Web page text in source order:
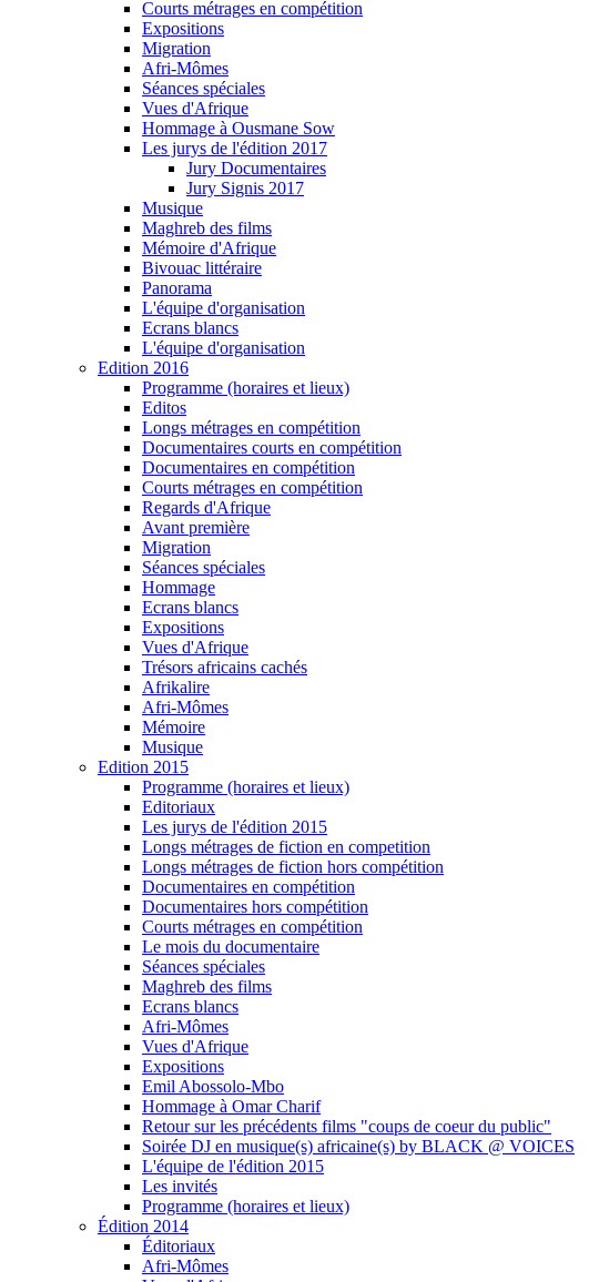
Courts métrages en compétition
Expositions
Migration
Afri-Mômes
Séances spéciales
Vues d'Afrique
Hommage à Ousmane Sow
Les jurys de l'édition 2017
Jury Documentaires
Jury Signis 2017
Musique
Maghreb des films
Mémoire d'Afrique
Bivouac littéraire
Panorama
L'équipe d'organisation
Ecrans blancs
L'équipe d'organisation
Edition 2016
Programme (horaires et lieux)
Editos
Longs métrages en compétition
Documentaires courts en compétition
Documentaires en compétition
Courts métrages en compétition
Regards d'Afrique
Avant première
Migration
Séances spéciales
Hommage
Ecrans blancs
Expositions
Vues d'Afrique
Trésors africains cachés
Afrikalire
Afri-Mômes
Mémoire
Musique
Edition 2015
Programme (horaires et lieux)
Editoriaux
Les jurys de l'édition 2015
Longs métrages de fiction en competition
Longs métrages de fiction hors compétition
Documentaires en compétition
Documentaires hors compétition
Courts métrages en compétition
Le mois du documentaire
Séances spéciales
Maghreb des films
Ecrans blancs
Afri-Mômes
Vues d'Afrique
Expositions
Emil Abossolo-Mbo
Hommage à Omar Charif
Retour sur les précédents films "coups de coeur du public"
Soirée DJ en musique(s) africaine(s) by BLACK @ VOICES
L'équipe de l'édition 2015
Les invités
Programme (horaires et lieux)
Édition 2014
Éditoriaux
Afri-Mômes